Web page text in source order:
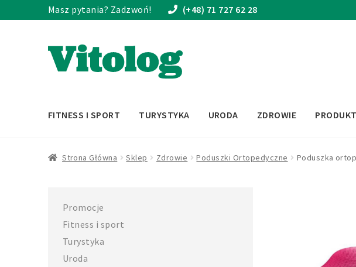
Masz pytania? Zadzwoń! (+48) 71 727 62 28
Przejdź
do
Przejdź
do
FITNESS I SPORT TURYSTYKA URODA ZDROWIE
Strona Główna Sklep Zdrowie Poduszki Ortopedyczne Poduszka
Promocje
Fitness i sport
Turystyka
Uroda